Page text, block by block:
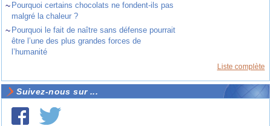
~ Pourquoi certains chocolats ne fondent-ils pas
malgré la chaleur ?
~ Pourquoi le fait de naître sans défense pourrait
être l’une des plus grandes forces de
l’humanité
Liste complète
Suivez-nous sur ...